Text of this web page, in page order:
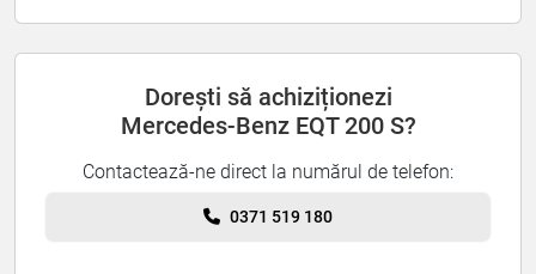
Dorești să achiziționezi
Mercedes-Benz EQT 200 S?
Contactează-ne direct la numărul de telefon:
0371 519 180